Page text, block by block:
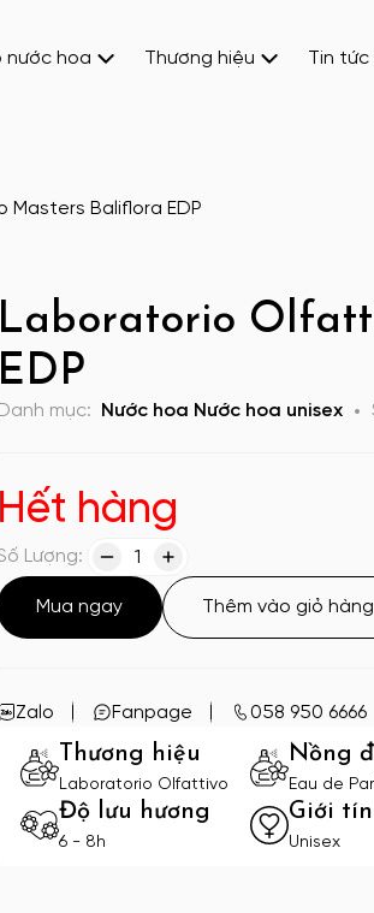
nước hoa Thương hiệu Tin tức
Baliflora EDP
Laboratorio
EDP
Danh mục: Nước hoa Nước hoa unisex
Hết hàng
Lượng: 1
Mua ngay Thêm vào giỏ hàng
Zalo Fanpage 058 950 6666
Thương hiệu
Laboratorio Olfattivo
Nồng
Eau de
Độ lưu hương
6 - 8h
Giới
Unisex